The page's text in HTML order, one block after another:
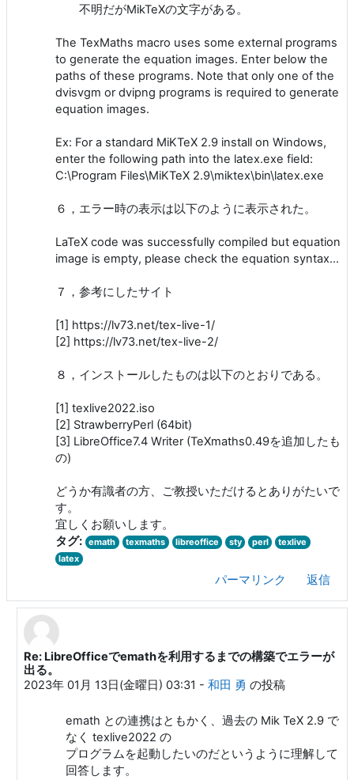
不明だがMikTeXの文字がある。
The TexMaths macro uses some external programs
to generate the equation images. Enter below the
paths of these programs. Note that only one of the
dvisvgm or dvipng programs is required to generate
equation images.
Ex: For a standard MiKTeX 2.9 install on Windows,
enter the following path into the latex.exe field:
C:\Program Files\MiKTeX 2.9\miktex\bin\latex.exe
６，エラー時の表示は以下のように表示された。
LaTeX code was successfully compiled but equation
image is empty, please check the equation syntax...
７，参考にしたサイト
[1] https://lv73.net/tex-live-1/
[2] https://lv73.net/tex-live-2/
８，インストールしたものは以下のとおりである。
[1] texlive2022.iso
[2] StrawberryPerl (64bit)
[3] LibreOffice7.4 Writer (TeXmaths0.49を追加したも
の)
どうか有識者の方、ご教授いただけるとありがたいで
す。
宜しくお願いします。
タグ: emath texmaths libreoffice sty perl
texlive
latex
パーマリンク 返信
isahaya sigure への返信
Re: LibreOfficeでemathを利用するまでの構築でエラーが
出る。
2023年 01月 13日(金曜日) 03:31 - 和田 勇 の投稿
emath との連携はともかく、過去の Mik TeX 2.9 で
なく texlive2022 の
プログラムを起動したいのだというように理解して
回答します。